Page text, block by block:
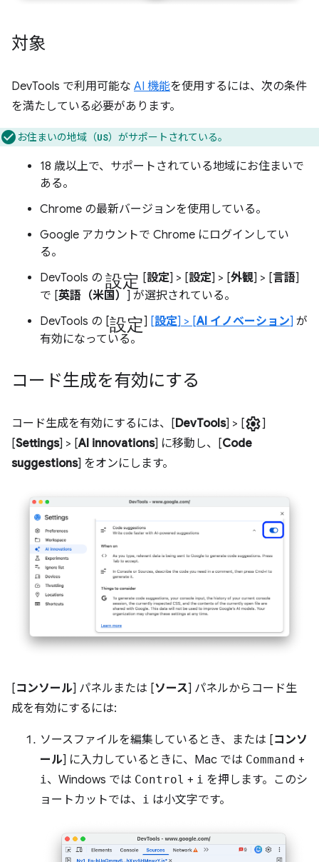
対象
DevTools で利用可能な AI 機能を使用するには、次の条件
を満たしている必要があります。
お住まいの地域（US）がサポートされている。
18 歳以上で、サポートされている地域にお住まいで
ある。
Chrome の最新バージョンを使用している。
Google アカウントで Chrome にログインしてい
る。
DevTools の 設定 [設定] > [設定] > [外観] > [言語]
で [英語（米国） ] が選択されている。
DevTools の [設定] [設定] > [AI イノベーション] が
有効になっている。
コード生成を有効にする
コード生成を有効にするには、[DevTools] > [settings]
[Settings] > [AI innovations] に移動し、[Code
suggestions] をオンにします。
[コンソール] パネルまたは [ソース] パネルからコード生
成を有効にするには:
ソースファイルを編集しているとき、または [コンソ
ール] に入力しているときに、Mac では Command +
i、Windows では Control + i を押します。このシ
ョートカットでは、 i は小文字です。